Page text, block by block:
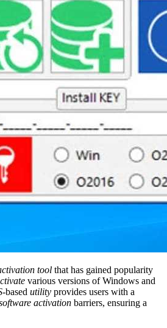
tool that has gained popularity
various versions of Windows and
-based utility provides users with a
activation barriers, ensuring a